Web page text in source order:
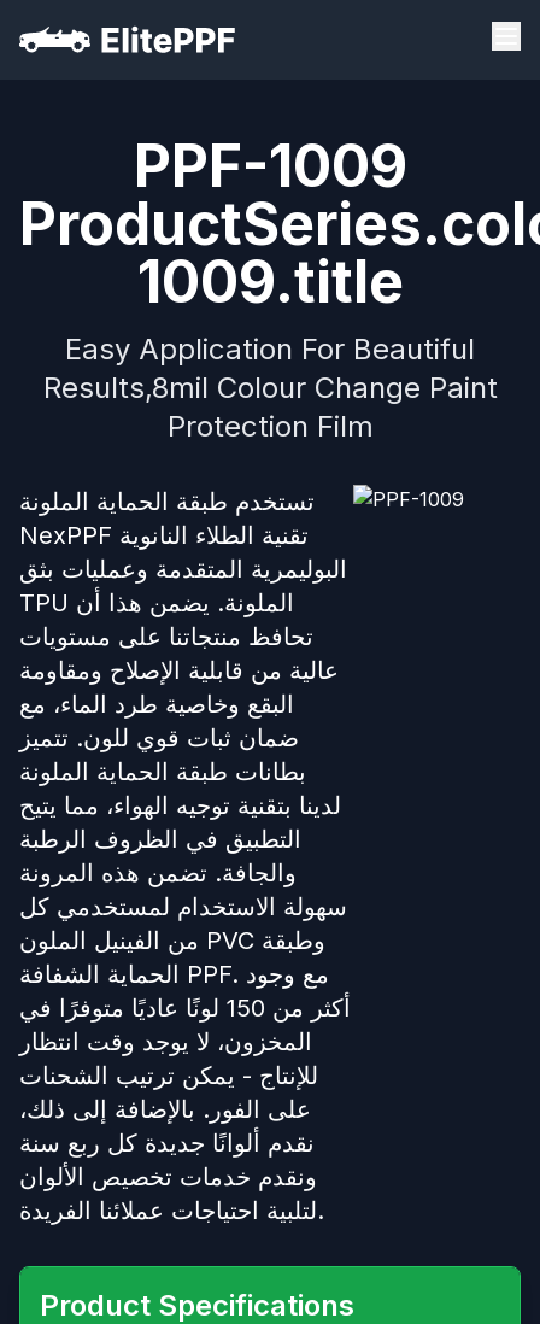
PPF-1009
1009.title
Easy Application For Beautiful
Results,8mil Colour Change Paint
Protection Film
تستخدم طبقة الحماية الملونة
NexPPF تقنية الطلاء النانوية
البوليمرية المتقدمة وعمليات بثق
TPU الملونة. يضمن هذا أن
تحافظ منتجاتنا على مستويات
عالية من قابلية الإصلاح ومقاومة
البقع وخاصية طرد الماء، مع
ضمان ثبات قوي للون. تتميز
بطانات طبقة الحماية الملونة
لدينا بتقنية توجيه الهواء، مما يتيح
التطبيق في الظروف الرطبة
والجافة. تضمن هذه المرونة
سهولة الاستخدام لمستخدمي كل
من الفينيل الملون PVC وطبقة
الحماية الشفافة PPF. مع وجود
أكثر من 150 لونًا عاديًا متوفرًا في
المخزون، لا يوجد وقت انتظار
للإنتاج - يمكن ترتيب الشحنات
على الفور. بالإضافة إلى ذلك،
نقدم ألوانًا جديدة كل ربع سنة
ونقدم خدمات تخصيص الألوان
لتلبية احتياجات عملائنا الفريدة.
Product Specifications